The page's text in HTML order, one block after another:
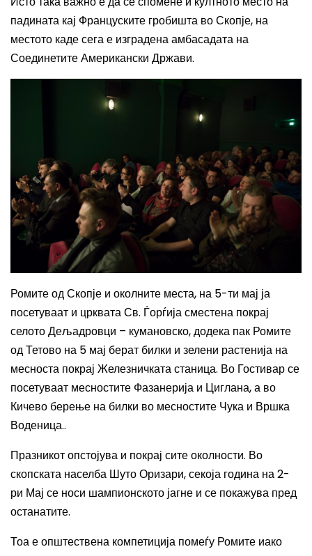
падината кај Француските гробишта во Скопје, на
местото каде сега е изградена амбасадата на
Соединетите Американски Држави.
Ромите од Скопје и околните места, на 5-ти мај ја
посетуваат и црквата Св. Ѓорѓија сместена покрај
селото Дељадровци – кумановско, додека пак Ромите
од Тетово на 5 мај берат билки и зелени растенија на
месноста покрај Железничката станица. Во Гостивар се
посетуваат месностите Фазанерија и Циглана, а во
Кичево берење на билки во месностите Чука и Вршка
Воденица..
Празникот опстојува и покрај сите околности. Во
скопската населба Шуто Оризари, секоја година на 2-
ри Мај се носи шампионското јагне и се покажува пред
останатите.
Тоа е општествена компетиција помеѓу Ромите иако